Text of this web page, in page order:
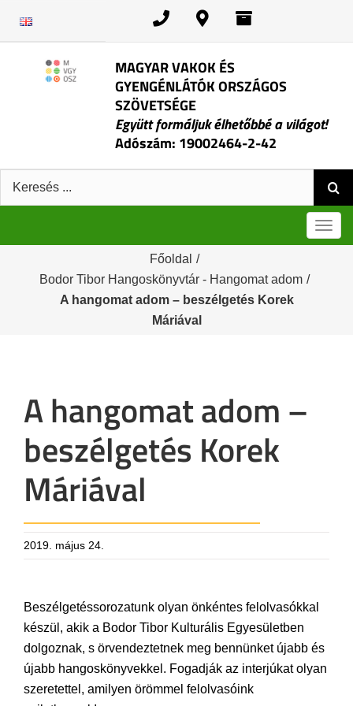
MAGYAR VAKOK ÉS
GYENGÉNLÁTÓK ORSZÁGOS
SZÖVETSÉGE
Együtt formáljuk élhetőbbé a világot!
Adószám: 19002464-2-42
Keresés:
Főoldal /
Bodor Tibor Hangoskönyvtár - Hangomat adom /
A hangomat adom – beszélgetés Korek
Máriával
A hangomat adom –
beszélgetés Korek
Máriával
2019. május 24.
Beszélgetéssorozatunk olyan önkéntes felolvasókkal
készül, akik a Bodor Tibor Kulturális Egyesületben
dolgoznak, s örvendeztetnek meg bennünket újabb és
újabb hangoskönyvekkel. Fogadják az interjúkat olyan
szeretettel, amilyen örömmel felolvasóink